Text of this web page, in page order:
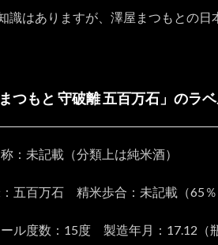
2.3.2.
グラス
2.3.3.
（常
識はありますが、澤屋まつもとの
つもと 守破離 五百万石」のラ
：未記載（分類上は純米酒）
五百万石 精米歩合：未記載（65％
ル度数：15度 製造年月：17.12